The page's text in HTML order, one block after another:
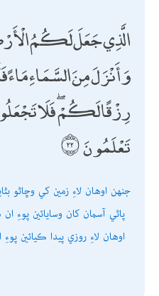
الَّذِي جَعَلَ لَكُمُ
وَأَنْزَلَ مِنَ السَّمَاءِ
رِزْقًا لَكُمْ ۖ فَلَا تَجْعَلُوا
تَعْلَمُونَ
جنھن اوھان لاءِ زمين کي وڇاڻو
پاڻي آسمان کان وسايائين
اوھان لاءِ روزي پيدا ڪيائين